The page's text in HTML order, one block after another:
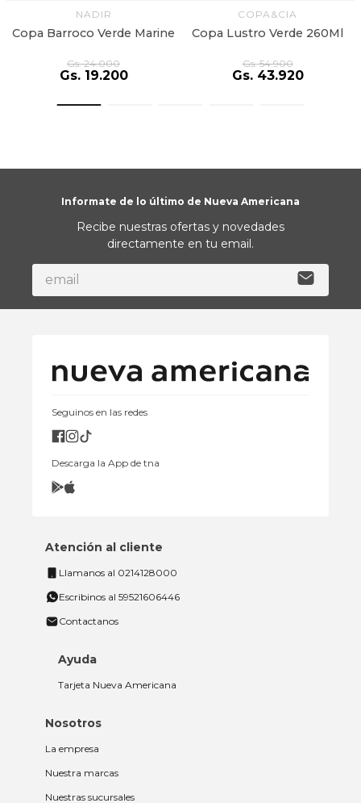
NADIR
Copa Barroco Verde Marine
Gs. 24.000
Gs. 19.200
COPA&CIA
Copa Lustro Verde 260Ml
Gs. 54.900
Gs. 43.920
Informate de lo último de Nueva Americana
Recibe nuestras ofertas y novedades
directamente en tu email.
Seguinos en las redes
Descarga la App de tna
Atención al cliente
Llamanos al 0214128000
Escribinos al 59521606446
Contactanos
Ayuda
Tarjeta Nueva Americana
Nosotros
La empresa
Nuestra marcas
Nuestras sucursales